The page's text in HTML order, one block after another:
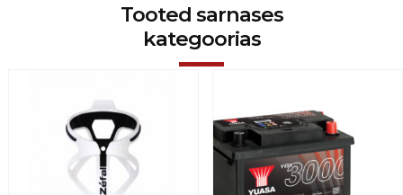
Tooted sarnases
kategoorias